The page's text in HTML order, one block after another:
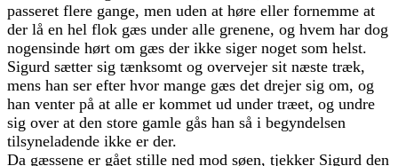
passeret flere gange, men uden at høre eller fornemme at
der lå en hel flok gæs under alle grenene, og hvem har dog
nogensinde hørt om gæs der ikke siger noget som helst.
Sigurd sætter sig tænksomt og overvejer sit næste træk,
mens han ser efter hvor mange gæs det drejer sig om, og
han venter på at alle er kommet ud under træet, og undre
sig over at den store gamle gås han så i begyndelsen
tilsyneladende ikke er der.
Da gæssene er gået stille ned mod søen, tjekker Sigurd den